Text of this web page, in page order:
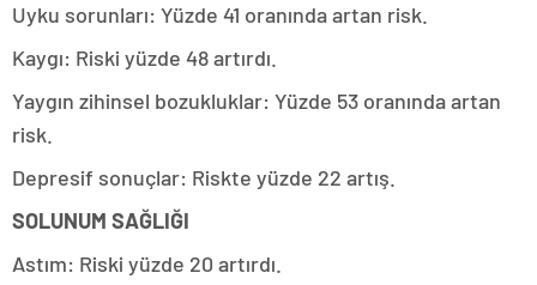
Uyku sorunları: Yüzde 41 oranında artan risk.
Kaygı: Riski yüzde 48 artırdı.
Yaygın zihinsel bozukluklar: Yüzde 53 oranında artan
risk.
Depresif sonuçlar: Riskte yüzde 22 artış.
SOLUNUM SAĞLIĞI
Astım: Riski yüzde 20 artırdı.